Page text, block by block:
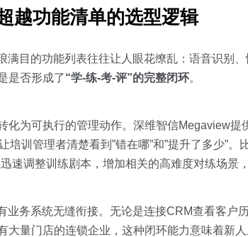
越功能清单的选型逻辑
满目的功能列表往往让人眼花缭乱：语音识
是否形成了“学-练-考-评”的完整闭环。
化为可执行的管理动作。深维智信Megaview提
训管理者清楚看到”错在哪”和”提升了多少”。
速调整训练剧本，增加相关的高难度对练场景
务系统无缝衔接。无论是连接CRM查看客户
大量门店的连锁企业，这种闭环能力意味着新